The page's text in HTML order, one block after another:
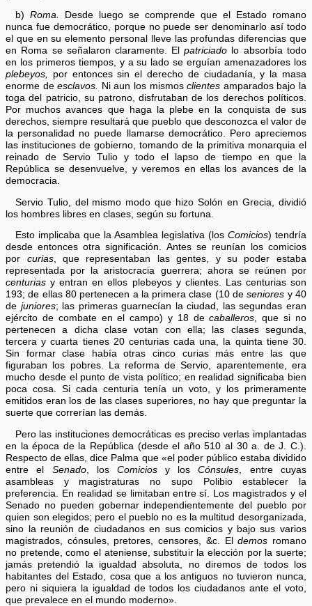
b) Roma.
Desde luego se comprende que el Estado romano
nunca fue democrático, porque no puede ser denominarlo así todo
el que en su elemento personal lleve las profundas diferencias que
en Roma se señalaron claramente. Elpatriciado lo absorbía todo
en los primeros tiempos, y a su lado se erguían amenazadores los
plebeyos, por entonces sin el derecho de ciudadanía, y la masa
enorme deesclavos. Ni aun los mismosclientes amparados bajo la
toga del patricio, su patrono, disfrutaban de los derechos políticos.
Por muchos avances que haga la plebe en la conquista de sus
derechos, siempre resultará que pueblo que desconozca el valor de
la personalidad no puede llamarse democrático. Pero apreciemos
las instituciones de gobierno, tomando de la primitiva monarquia el
reinado de Servio Tulio y todo el lapso de tiempo en que la
República se desenvuelve, y veremos en ellas los avances de la
democracia.
Servio Tulio, del mismo modo que hizo Solón en Grecia, dividió
los hombres libres en clases, según su fortuna.
Esto implicaba que la Asamblea legislativa (los Comicios) tendría
desde entonces otra significación. Antes se reunían los comicios
por curias, que representaban las gentes, y su poder estaba
representada por la aristocracia guerrera; ahora se reúnen por
centurias y entran en ellos plebeyos y clientes. Las centurias son
193; de ellas 80 pertenecen a la primera clase (10 deseniores y 40
de juniores; las primeras guarnecían la ciudad, las segundas eran
ejército de combate en el campo) y 18 decaballeros, que si no
pertenecen a dicha clase votan con ella; las clases segunda,
tercera y cuarta tienes 20 centurias cada una, la quinta tiene 30.
Sin formar clase había otras cinco curias más entre las que
figuraban los pobres. La reforma de Servio, aparentemente, era
mucho desde el punto de vista político; en realidad significaba bien
poca cosa. Si cada centuria tenía un voto, y los primeramente
emitidos eran los de las clases superiores, no hay que preguntar la
suerte que correrían las demás.
Pero las instituciones democráticas es preciso verlas implantadas
en la época de la República (desde el año 510 al 30 a. de J. C.).
Respecto de ellas, dice Palma que «el poder público estaba dividido
entre el Senado, los Comiciosy losCónsules , entre cuyas
asambleas y magistraturas no supo Polibio establecer la
preferencia. En realidad se limitaban entre sí. Los magistrados y el
Senado no pueden gobernar independientemente del pueblo por
quien son elegidos; pero el pueblo no es la multitud desorganizada,
sino la reunión de ciudadanos en sus comicios y bajo sus varios
magistrados, cónsules, pretores, censores, &c. Eldemos romano
no pretende, como el ateniense, substituir la elección por la suerte;
jamás pretendió la igualdad absoluta, no diremos de todos los
habitantes del Estado, cosa que a los antiguos no tuvieron nunca,
pero ni siquiera la igualdad de todos los ciudadanos ante el voto,
que prevalece en el mundo moderno».